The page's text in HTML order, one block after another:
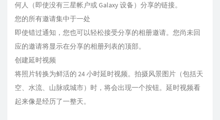
何人（即使没有三星帐户或 Galaxy 设备）分享的链接。
您的所有邀请集中于一处
即使错过通知，您也可以轻松接受分享的相册邀请。您尚未回
应的邀请将显示在分享的相册列表的顶部。
创建延时视频
将照片转换为鲜活的 24 小时延时视频。拍摄风景图片（包括天
空、水流、山脉或城市）时，将会出现一个按钮。延时视频看
起来像是经历了一整天。